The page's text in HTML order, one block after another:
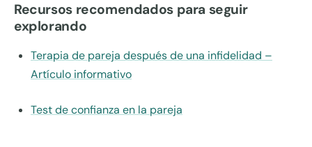
Recursos recomendados para seguir
explorando
Terapia de pareja después de una infidelidad –
Artículo informativo
Test de confianza en la pareja